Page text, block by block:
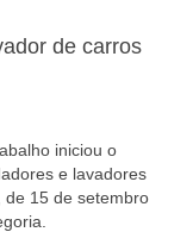
de carros
iniciou o
e lavadores
de 15 de setembro